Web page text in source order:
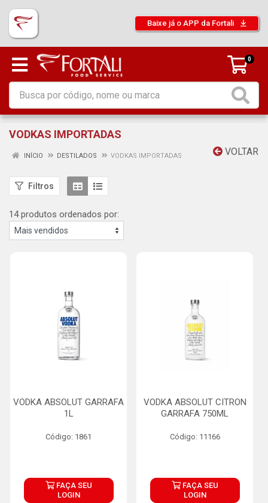
Baixe já o APP da Fortali
0
VODKAS IMPORTADAS
VOLTAR
INÍCIO DESTILADOS VODKAS IMPORTADAS
Filtros
14 produtos ordenados por:
VODKA ABSOLUT GARRAFA
1L
Código: 1861
FAÇA SEU
LOGIN
VODKA ABSOLUT CITRON
GARRAFA 750ML
Código: 11166
FAÇA SEU
LOGIN